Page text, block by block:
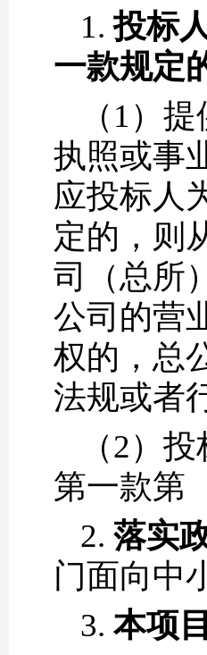
1.投标
一款规定
（1）
执照或事
应投标人
定的，则
司（总所
公司的营
权的，总
法规或者
（2）
第一款第
2. 落实
门面向中
3. 本项